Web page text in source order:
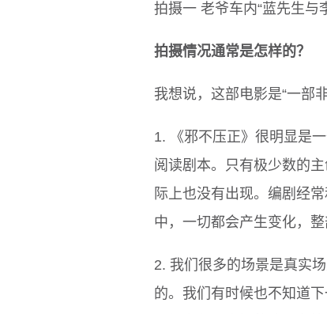
拍摄一 老爷车内“蓝先生与
拍摄情况通常是怎样的？
我想说，这部电影是“一部
1. 《邪不压正》很明显是
阅读剧本。只有极少数的
际上也没有出现。编剧经
中，一切都会产生变化，
2. 我们很多的场景是真实
的。我们有时候也不知道